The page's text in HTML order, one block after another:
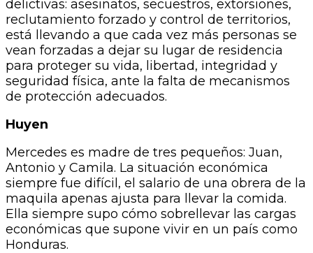
delictivas: asesinatos, secuestros, extorsiones,
reclutamiento forzado y control de territorios,
está llevando a que cada vez más personas se
vean forzadas a dejar su lugar de residencia
para proteger su vida, libertad, integridad y
seguridad física, ante la falta de mecanismos
de protección adecuados.
Huyen
Mercedes es madre de tres pequeños: Juan,
Antonio y Camila. La situación económica
siempre fue difícil, el salario de una obrera de la
maquila apenas ajusta para llevar la comida.
Ella siempre supo cómo sobrellevar las cargas
económicas que supone vivir en un país como
Honduras.